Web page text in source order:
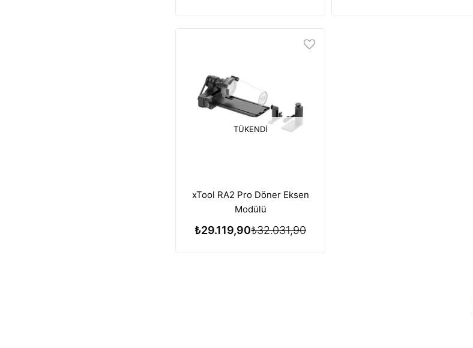
TÜKENDI
xTool RA2 Pro Döner Eksen
Modülü
₺29.119,90₺32.031,90